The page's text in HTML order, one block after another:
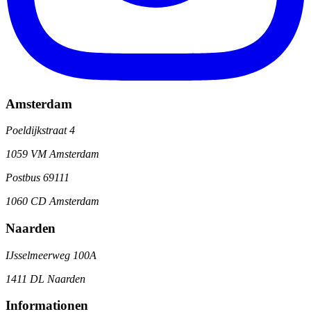
Amsterdam
Poeldijkstraat 4
1059 VM Amsterdam
Postbus 69111
1060 CD Amsterdam
Naarden
IJsselmeerweg 100A
1411 DL Naarden
Informationen